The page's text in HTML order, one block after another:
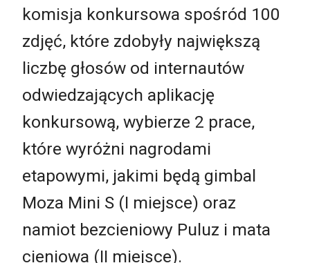
komisja konkursowa spośród 100
zdjęć, które zdobyły największą
liczbę głosów od internautów
odwiedzających aplikację
konkursową, wybierze 2 prace,
które wyróżni nagrodami
etapowymi, jakimi będą gimbal
Moza Mini S (I miejsce) oraz
namiot bezcieniowy Puluz i mata
cieniowa (II miejsce).